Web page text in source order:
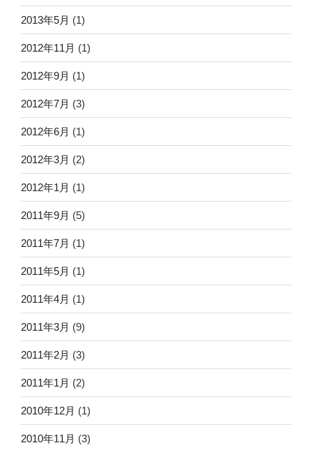
2013年5月 (1)
2012年11月 (1)
2012年9月 (1)
2012年7月 (3)
2012年6月 (1)
2012年3月 (2)
2012年1月 (1)
2011年9月 (5)
2011年7月 (1)
2011年5月 (1)
2011年4月 (1)
2011年3月 (9)
2011年2月 (3)
2011年1月 (2)
2010年12月 (1)
2010年11月 (3)